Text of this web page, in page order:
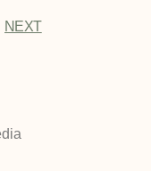
NEXT